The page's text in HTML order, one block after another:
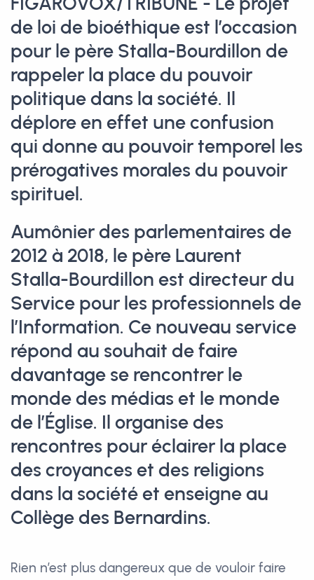
de loi de bioéthique est l’occasion
pour le père Stalla-Bourdillon de
rappeler la place du pouvoir
politique dans la société. Il
déplore en effet une confusion
qui donne au pouvoir temporel les
prérogatives morales du pouvoir
spirituel.
Aumônier des parlementaires de
2012 à 2018, le père Laurent
Stalla-Bourdillon est directeur du
Service pour les professionnels de
l’Information. Ce nouveau service
répond au souhait de faire
davantage se rencontrer le
monde des médias et le monde
de l’Église. Il organise des
rencontres pour éclairer la place
des croyances et des religions
dans la société et enseigne au
Collège des Bernardins.
Rien n’est plus dangereux que de vouloir faire